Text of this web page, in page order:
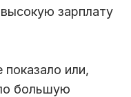
зарплату
или,
большую